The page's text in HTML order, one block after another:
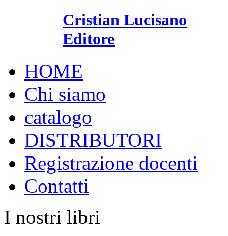
Cristian Lucisano
Editore
HOME
Chi siamo
catalogo
DISTRIBUTORI
Registrazione docenti
Contatti
I nostri libri